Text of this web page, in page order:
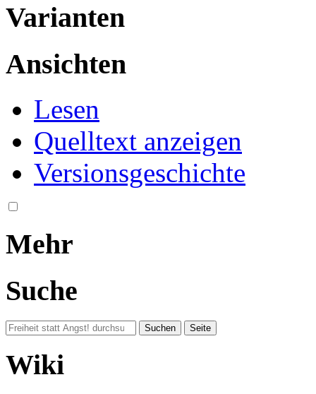
Varianten
Ansichten
Lesen
Quelltext anzeigen
Versionsgeschichte
Mehr
Suche
Wiki